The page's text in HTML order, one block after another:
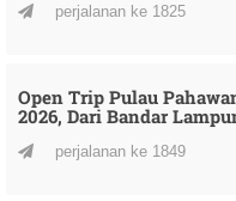
perjalanan ke 1825
Open Trip Pulau
2026, Dari Bandar
perjalanan ke 1849